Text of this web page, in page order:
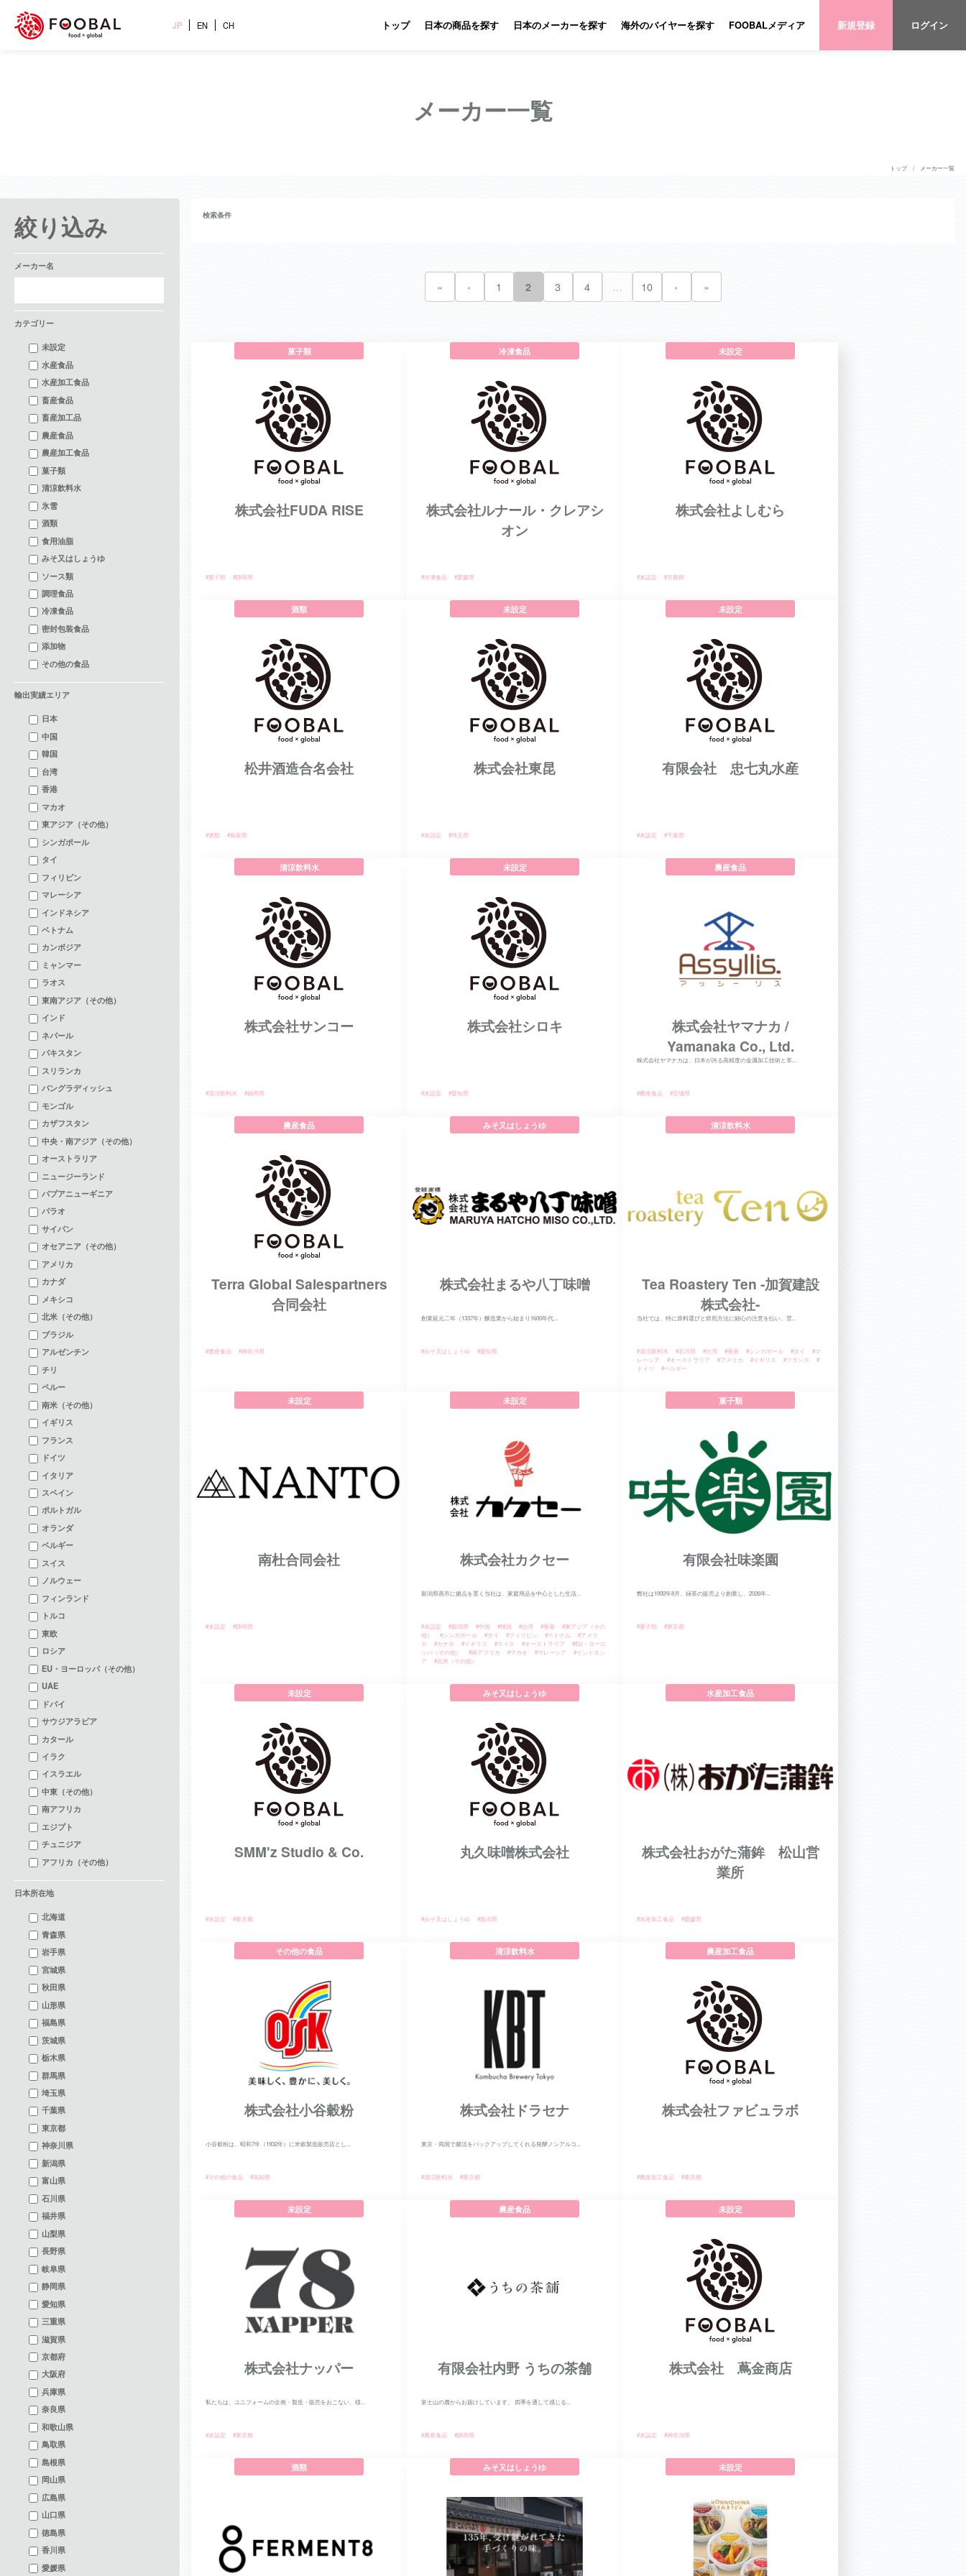
JP EN CH トップ 日本の商品を探す 日本のメーカーを探す 海外のバイヤーを探す FOOBALメディア 新規登録 ログイン
メーカー一覧
トップ メーカー一覧
絞り込み
メーカー名
カテゴリー
未設定
水産食品
水産加工食品
畜産食品
畜産加工品
農産食品
農産加工食品
菓子類
清涼飲料水
氷雪
酒類
食用油脂
みそ又はしょうゆ
ソース類
調理食品
冷凍食品
密封包装食品
添加物
その他の食品
輸出実績エリア
日本
中国
韓国
台湾
香港
マカオ
東アジア（その他）
シンガポール
タイ
フィリピン
マレーシア
インドネシア
ベトナム
カンボジア
ミャンマー
ラオス
東南アジア（その他）
インド
ネパール
パキスタン
スリランカ
バングラディッシュ
モンゴル
カザフスタン
中央・南アジア（その他）
オーストラリア
ニュージーランド
パプアニューギニア
パラオ
サイパン
オセアニア（その他）
アメリカ
カナダ
メキシコ
北米（その他）
ブラジル
アルゼンチン
チリ
ペルー
南米（その他）
イギリス
フランス
ドイツ
イタリア
スペイン
ポルトガル
オランダ
ベルギー
スイス
ノルウェー
フィンランド
トルコ
東欧
ロシア
EU・ヨーロッパ（その他）
UAE
ドバイ
サウジアラビア
カタール
イラク
イスラエル
中東（その他）
南アフリカ
エジプト
チュニジア
アフリカ（その他）
日本所在地
北海道
青森県
岩手県
宮城県
秋田県
山形県
福島県
茨城県
栃木県
群馬県
埼玉県
千葉県
東京都
神奈川県
新潟県
富山県
石川県
福井県
山梨県
長野県
岐阜県
静岡県
愛知県
三重県
滋賀県
京都府
大阪府
兵庫県
奈良県
和歌山県
鳥取県
島根県
岡山県
広島県
山口県
徳島県
香川県
愛媛県
検索条件
« ‹ 1 2 3 4 … 10 › »
菓子類
株式会社FUDA RISE
#菓子類 #静岡県
冷凍食品
株式会社ルナール・クレアシ
オン
#冷凍食品 #愛媛県
未設定
株式会社よしむら
#未設定 #京都府
酒類
松井酒造合名会社
#酒類 #鳥取県
未設定
株式会社東昆
#未設定 #埼玉県
未設定
有限会社 忠七丸水産
#未設定 #千葉県
清涼飲料水
株式会社サンコー
#清涼飲料水 #福岡県
未設定
株式会社シロキ
#未設定 #愛知県
農産食品
株式会社ヤマナカ /
Yamanaka Co., Ltd.
株式会社ヤマナカは、日本が誇る高精度の金属加工技術と革...
#農産食品 #茨城県
農産食品
Terra Global Salespartners
合同会社
#農産食品 #神奈川県
みそ又はしょうゆ
株式会社まるや八丁味噌
創業延元二年（1337年）醸造業から始まり1600年代...
#みそ又はしょうゆ #愛知県
清涼飲料水
Tea Roastery Ten -加賀建設
株式会社-
当社では、特に原料選びと焙煎方法に細心の注意を払い、苦...
#清涼飲料水 #石川県 #台湾 #香港 #シンガポール #タイ
#マ
レーシア
#オーストラリア #アメリカ #イギリス #フランス
#
ドイツ
#ベルギー
未設定
南杜合同会社
#未設定 #静岡県
未設定
株式会社カクセー
新潟県燕市に拠点を置く当社は、家庭用品を中心とした生活...
#未設定 #新潟県 #中国 #韓国 #台湾 #香港
#東アジア（その
他）
#シンガポール #タイ #フィリピン #ベトナム
#アメリ
カ
#カナダ #イギリス #スイス #オーストラリア
#EU・ヨーロ
ッパ（その他）
#南アフリカ #マカオ #マレーシア
#インドネシ
ア
#北米（その他）
菓子類
有限会社味楽園
弊社は1992年8月、緑茶の販売より創業し、2026年...
#菓子類 #東京都
未設定
SMM'z Studio & Co.
#未設定 #東京都
みそ又はしょうゆ
丸久味噌株式会社
#みそ又はしょうゆ #新潟県
水産加工食品
株式会社おがた蒲鉾 松山営
業所
#水産加工食品 #愛媛県
その他の食品
株式会社小谷穀粉
小谷穀粉は、昭和7年（1932年）に米穀製造販売店とし...
#その他の食品 #高知県
清涼飲料水
株式会社ドラセナ
東京・両国で腸活をバックアップしてくれる発酵ノンアルコ...
#清涼飲料水 #東京都
農産加工食品
株式会社ファビュラボ
#農産加工食品 #東京都
未設定
株式会社ナッパー
私たちは、ユニフォームの企画・製造・販売をおこない、様...
#未設定 #東京都
農産食品
有限会社内野 うちの茶舗
富士山の麓からお届けしています。 四季を通して感じる...
#農産食品 #静岡県
未設定
株式会社 蔦金商店
#未設定 #神奈川県
酒類 みそ又はしょうゆ 未設定